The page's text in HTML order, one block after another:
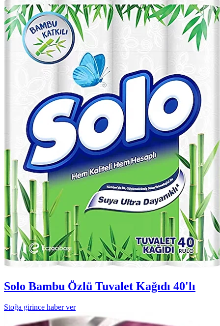
Solo Bambu Özlü Tuvalet Kağıdı 40'lı
Stoğa girince haber ver